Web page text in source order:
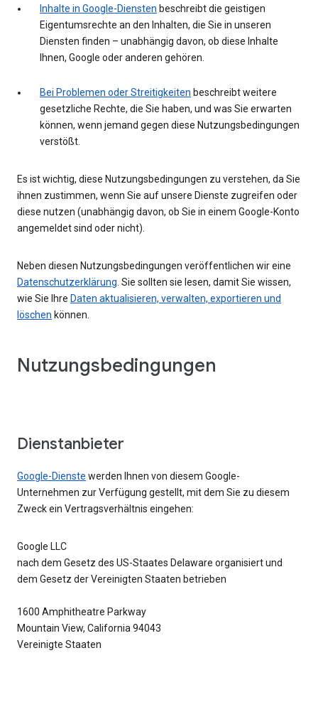
Inhalte in Google-Diensten beschreibt die geistigen
Eigentumsrechte an den Inhalten, die Sie in unseren
Diensten finden – unabhängig davon, ob diese Inhalte
Ihnen, Google oder anderen gehören.
Bei Problemen oder Streitigkeiten beschreibt weitere
gesetzliche Rechte, die Sie haben, und was Sie erwarten
können, wenn jemand gegen diese Nutzungsbedingungen
verstößt.
Es ist wichtig, diese Nutzungsbedingungen zu verstehen, da Sie
ihnen zustimmen, wenn Sie auf unsere Dienste zugreifen oder
diese nutzen (unabhängig davon, ob Sie in einem Google-Konto
angemeldet sind oder nicht).
Neben diesen Nutzungsbedingungen veröffentlichen wir eine
Datenschutzerklärung . Sie sollten sie lesen, damit Sie wissen,
wie Sie Ihre Daten aktualisieren, verwalten, exportieren und
löschen können.
Nutzungsbedingungen
Dienstanbieter
Google-Dienste werden Ihnen von diesem Google-
Unternehmen zur Verfügung gestellt, mit dem Sie zu diesem
Zweck ein Vertragsverhältnis eingehen:
Google LLC
nach dem Gesetz des US-Staates Delaware organisiert und
dem Gesetz der Vereinigten Staaten betrieben
1600 Amphitheatre Parkway
Mountain View, California 94043
Vereinigte Staaten